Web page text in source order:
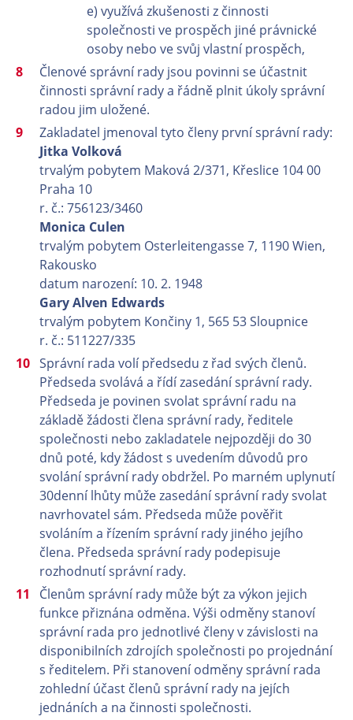
e) využívá zkušenosti z činnosti
společnosti ve prospěch jiné právnické
osoby nebo ve svůj vlastní prospěch,
Členové správní rady jsou povinni se účastnit
činnosti správní rady a řádně plnit úkoly správní
radou jim uložené.
Zakladatel jmenoval tyto členy první správní rady:
Jitka Volková
trvalým pobytem Maková 2/371, Křeslice 104 00
Praha 10
r. č.: 756123/3460
Monica Culen
trvalým pobytem Osterleitengasse 7, 1190 Wien,
Rakousko
datum narození: 10. 2. 1948
Gary Alven Edwards
trvalým pobytem Končiny 1, 565 53 Sloupnice
r. č.: 511227/335
Správní rada volí předsedu z řad svých členů.
Předseda svolává a řídí zasedání správní rady.
Předseda je povinen svolat správní radu na
základě žádosti člena správní rady, ředitele
společnosti nebo zakladatele nejpozději do 30
dnů poté, kdy žádost s uvedením důvodů pro
svolání správní rady obdržel. Po marném uplynutí
30denní lhůty může zasedání správní rady svolat
navrhovatel sám. Předseda může pověřit
svoláním a řízením správní rady jiného jejího
člena. Předseda správní rady podepisuje
rozhodnutí správní rady.
Členům správní rady může být za výkon jejich
funkce přiznána odměna. Výši odměny stanoví
správní rada pro jednotlivé členy v závislosti na
disponibilních zdrojích společnosti po projednání
s ředitelem. Při stanovení odměny správní rada
zohlední účast členů správní rady na jejích
jednáních a na činnosti společnosti.